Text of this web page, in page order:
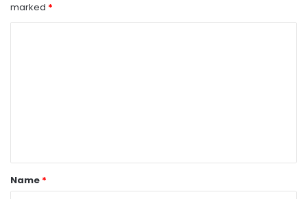
marked *
*
Name *